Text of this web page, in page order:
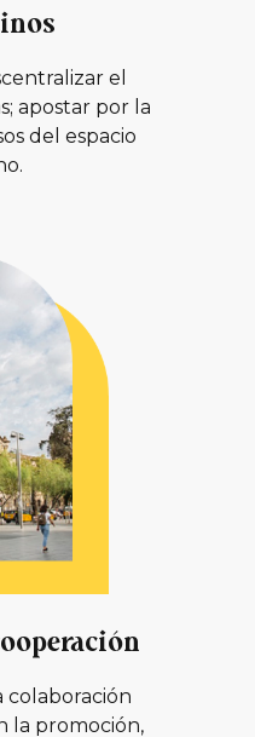
el
apostar por la
del espacio
colaboración
la promoción,